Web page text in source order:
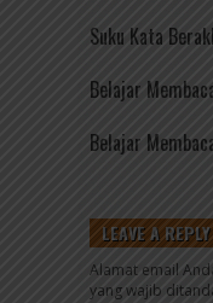
Suku Kata
Belajar
Belajar
LEAVE A REPLY
Alamat email
yang wajib